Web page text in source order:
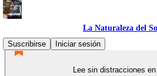
La Naturaleza del
Suscribirse
Iniciar sesión
Lee sin distracciones